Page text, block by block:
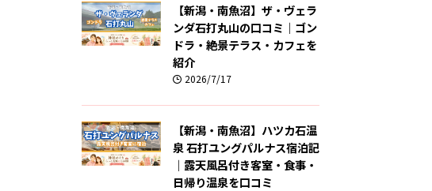
【新潟・南魚沼】ザ・ヴェラ
ンダ石打丸山の口コミ｜ゴン
ドラ・絶景テラス・カフェを
紹介
2026/7/17
【新潟・南魚沼】ハツカ石温
泉 石打ユングパルナス宿泊記
｜露天風呂付き客室・食事・
日帰り温泉を口コミ